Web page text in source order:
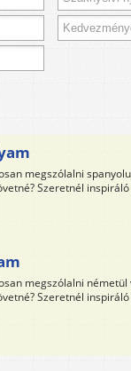
megszólalni
Szeretnél
megszólalni
Szeretnél